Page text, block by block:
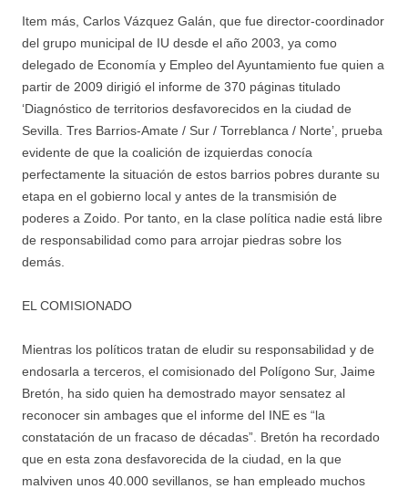
Item más, Carlos Vázquez Galán, que fue director-coordinador
del grupo municipal de IU desde el año 2003, ya como
delegado de Economía y Empleo del Ayuntamiento fue quien a
partir de 2009 dirigió el informe de 370 páginas titulado
‘Diagnóstico de territorios desfavorecidos en la ciudad de
Sevilla. Tres Barrios-Amate / Sur / Torreblanca / Norte’, prueba
evidente de que la coalición de izquierdas conocía
perfectamente la situación de estos barrios pobres durante su
etapa en el gobierno local y antes de la transmisión de
poderes a Zoido. Por tanto, en la clase política nadie está libre
de responsabilidad como para arrojar piedras sobre los
demás.
EL COMISIONADO
Mientras los políticos tratan de eludir su responsabilidad y de
endosarla a terceros, el comisionado del Polígono Sur, Jaime
Bretón, ha sido quien ha demostrado mayor sensatez al
reconocer sin ambages que el informe del INE es “la
constatación de un fracaso de décadas”. Bretón ha recordado
que en esta zona desfavorecida de la ciudad, en la que
malviven unos 40.000 sevillanos, se han empleado muchos